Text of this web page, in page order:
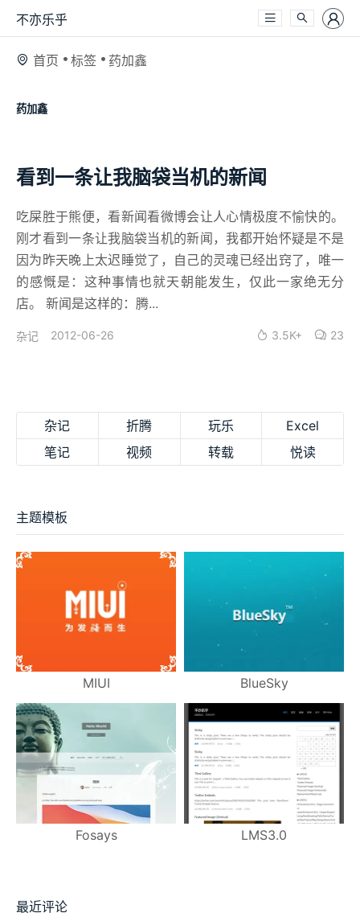
不亦乐乎
首页 标签 药加鑫
药加鑫
看到一条让我脑袋当机的新闻
吃屎胜于熊便，看新闻看微博会让人心情极度不愉快的。
刚才看到一条让我脑袋当机的新闻，我都开始怀疑是不是
因为昨天晚上太迟睡觉了，自己的灵魂已经出窍了，唯一
的感慨是：这种事情也就天朝能发生，仅此一家绝无分
店。 新闻是这样的：腾...
杂记 2012-06-26 3.5K+ 23
杂记 折腾 玩乐
Excel
笔记
视频 转载 悦读
主题模板
MIUI BlueSky
Fosays LMS3.0
最近评论